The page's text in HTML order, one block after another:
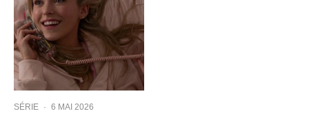
SÉRIE · 6 MAI 2026